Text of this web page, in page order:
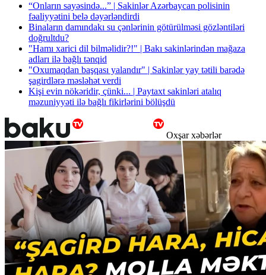
“Onların sayəsində...” | Sakinlər Azərbaycan polisinin
fəaliyyətini belə dəyərləndirdi
Binaların damındakı su çənlərinin götürülməsi gözləntiləri
doğrultdu?
"Hamı xarici dil bilməlidir?!" | Bakı sakinlərindən mağaza
adları ilə bağlı tənqid
"Oxumaqdan başqası yalandır" | Sakinlər yay tətili barədə
şagirdlərə məsləhət verdi
Kişi evin nökəridir, çünki... | Paytaxt sakinləri atalıq
məzuniyyəti ilə bağlı fikirlərini bölüşdü
Oxşar xəbərlər